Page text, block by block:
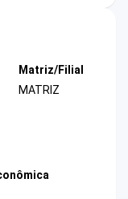
Matriz/Filial
MATRIZ